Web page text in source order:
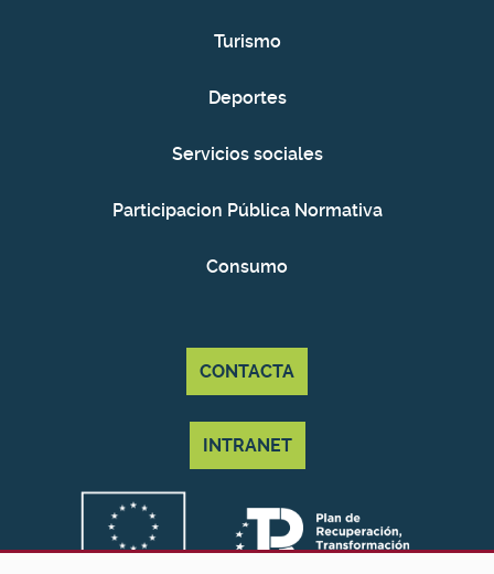
Turismo
Deportes
Servicios sociales
Participacion Pública Normativa
Consumo
CONTACTA
INTRANET